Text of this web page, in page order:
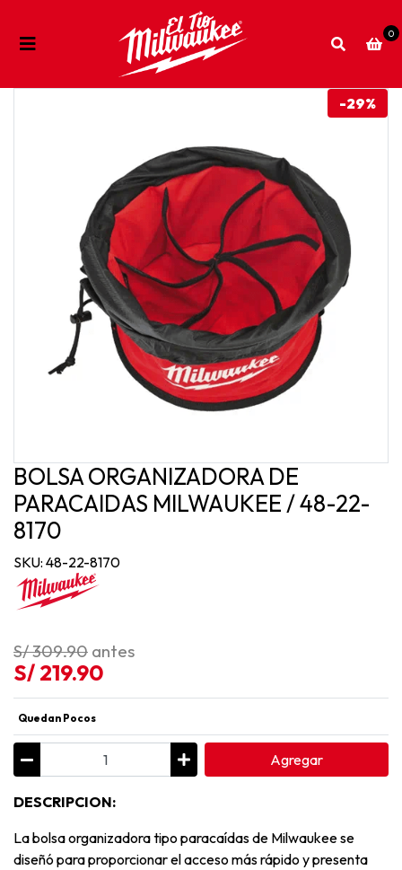
0
-29%
BOLSA ORGANIZADORA DE
PARACAIDAS MILWAUKEE / 48-22-
8170
SKU: 48-22-8170
S/ 309.90 antes
S/ 219.90
Quedan Pocos
Agregar
DESCRIPCION:
La bolsa organizadora tipo paracaídas de Milwaukee se
diseñó para proporcionar el acceso más rápido y presenta